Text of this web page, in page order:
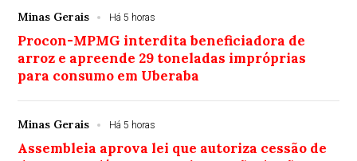
Minas Gerais Há 5 horas
Procon-MPMG interdita beneficiadora de
arroz e apreende 29 toneladas impróprias
para consumo em Uberaba
Minas Gerais Há 5 horas
Assembleia aprova lei que autoriza cessão de